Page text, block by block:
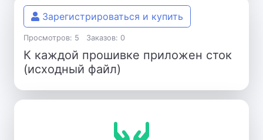
Зарегистрироваться и купить
Просмотров: 5 Заказов: 0
К каждой прошивке приложен сток
(исходный файл)